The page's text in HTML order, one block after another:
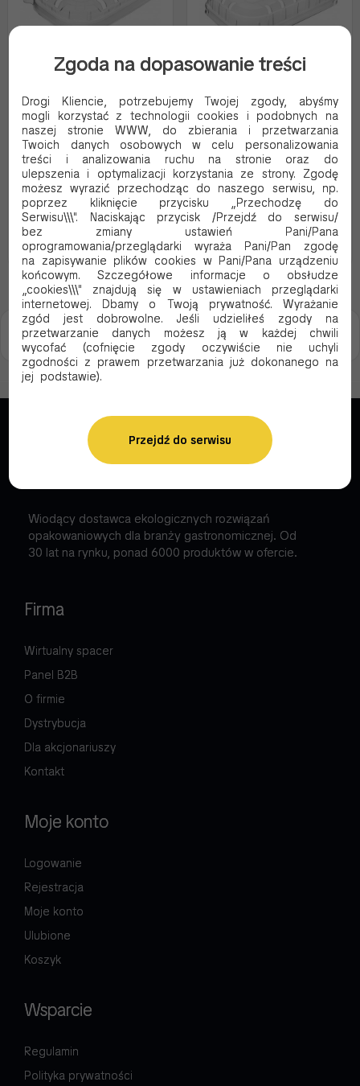
wieczko z PET 142/96
Transparentny
Kod produktu:FL110
202.74 PLN Brutto
164.83 PLN Netto
0.20 Brutto / szt.
Dodaj do koszyka
wieczko z PET 190/116
Transparentny
Kod produktu:FL515
194.71 PLN Brutto
158.30 PLN Netto
0.34 Brutto / szt.
Dodaj do koszyka
Strona 1
z 1
Wiodący dostawca ekologicznych rozwiązań
opakowaniowych dla branży gastronomicznej. Od
30 lat na rynku, ponad 6000 produktów w ofercie.
Firma
Wirtualny spacer
Panel B2B
O firmie
Dystrybucja
Dla akcjonariuszy
Kontakt
Moje konto
Logowanie
Rejestracja
Moje konto
Ulubione
Koszyk
Wsparcie
Regulamin
Polityka prywatności
Zgoda na dopasowanie treści
Drogi Kliencie, potrzebujemy Twojej zgody, abyśmy
mogli korzystać z technologii cookies i podobnych na
naszej stronie WWW, do zbierania i przetwarzania
Twoich danych osobowych w celu personalizowania
treści i analizowania ruchu na stronie oraz do
ulepszenia i optymalizacji korzystania ze strony. Zgodę
możesz wyrazić przechodząc do naszego serwisu, np.
poprzez kliknięcie przycisku „Przechodzę do
Serwisu\\\". Naciskając przycisk /Przejdź do serwisu/
bez zmiany ustawień Pani/Pana
oprogramowania/przeglądarki wyraża Pani/Pan zgodę
na zapisywanie plików cookies w Pani/Pana urządzeniu
końcowym. Szczegółowe informacje o obsłudze
„cookies\\\" znajdują się w ustawieniach przeglądarki
internetowej. Dbamy o Twoją prywatność. Wyrażanie
zgód jest dobrowolne. Jeśli udzieliłeś zgody na
przetwarzanie danych możesz ją w każdej chwili
wycofać (cofnięcie zgody oczywiście nie uchyli
zgodności z prawem przetwarzania już dokonanego na
jej podstawie).
Przejdź do serwisu